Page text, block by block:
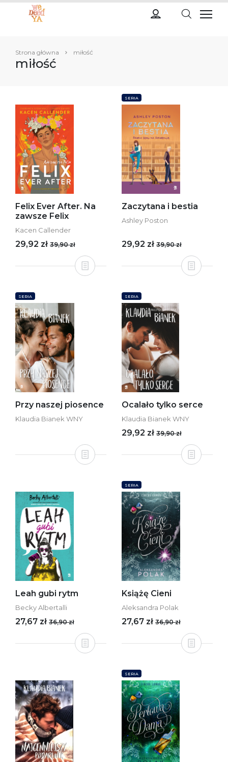
Strona główna miłość
miłość
Felix Ever After. Na
zawsze Felix
Kacen Callender
29,92 zł 39,90 zł
SERIA
Zaczytana i bestia
Ashley Poston
29,92 zł 39,90 zł
SERIA
Przy naszej piosence
Klaudia Bianek WNY
SERIA
Ocalało tylko serce
Klaudia Bianek WNY
29,92 zł 39,90 zł
Leah gubi rytm
Becky Albertalli
27,67 zł 36,90 zł
SERIA
Książę Cieni
Aleksandra Polak
27,67 zł 36,90 zł
SERIA